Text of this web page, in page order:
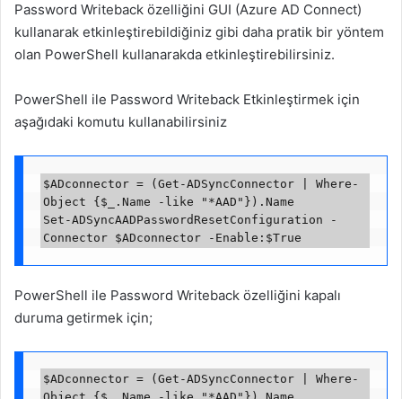
Password Writeback özelliğini GUI (Azure AD Connect)
kullanarak etkinleştirebildiğiniz gibi daha pratik bir yöntem
olan PowerShell kullanarakda etkinleştirebilirsiniz.
PowerShell ile Password Writeback Etkinleştirmek için
aşağıdaki komutu kullanabilirsiniz
$ADconnector = (Get-ADSyncConnector | Where-
Object {$_.Name -like "*AAD"}).Name
Set-ADSyncAADPasswordResetConfiguration -
PowerShell ile Password Writeback özelliğini kapalı
duruma getirmek için;
$ADconnector = (Get-ADSyncConnector | Where-